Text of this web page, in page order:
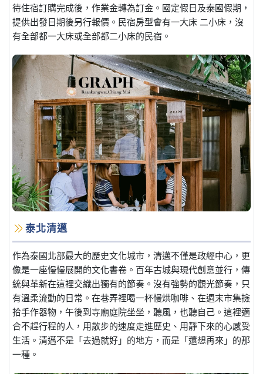
待住宿訂購完成後，作業金轉為訂金。國定假日及泰國假期，
提供出發日期後另行報價。民宿房型會有一大床 二小床，沒
有全部都一大床或全部都二小床的民宿。
泰北清邁
作為泰國北部最大的歷史文化城市，清邁不僅是政經中心，更
像是一座慢慢展開的文化書卷。百年古城與現代創意並行，傳
統與革新在這裡交織出獨有的節奏。沒有強勢的觀光節奏，只
有溫柔流動的日常。在巷弄裡喝一杯慢烘咖啡、在週末市集撿
拾手作器物，午後到寺廟庭院坐坐，聽風，也聽自己。這裡適
合不趕行程的人，用散步的速度走進歷史、用靜下來的心感受
生活。清邁不是「去過就好」的地方，而是「還想再來」的那
一種。